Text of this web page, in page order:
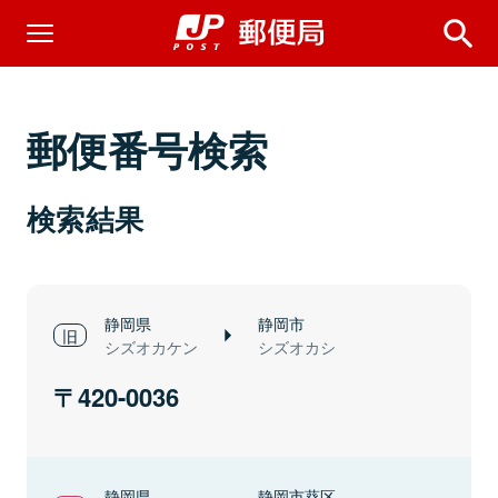
郵便番号検索
検索結果
静岡県
シズオカケン
静岡市
シズオカシ
420-0036